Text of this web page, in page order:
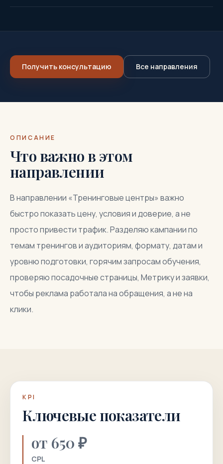
Получить консультацию Все направления
ОПИСАНИЕ
Что важно в этом
направлении
В направлении «Тренинговые центры» важно
быстро показать цену, условия и доверие, а не
просто привести трафик. Разделяю кампании по
темам тренингов и аудиториям, формату, датам и
уровню подготовки, горячим запросам обучения,
проверяю посадочные страницы, Метрику и заявки,
чтобы реклама работала на обращения, а не на
клики.
KPI
Ключевые показатели
от 650 ₽
CPL